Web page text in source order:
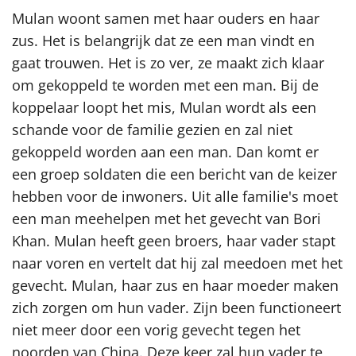
Mulan woont samen met haar ouders en haar
zus. Het is belangrijk dat ze een man vindt en
gaat trouwen. Het is zo ver, ze maakt zich klaar
om gekoppeld te worden met een man. Bij de
koppelaar loopt het mis, Mulan wordt als een
schande voor de familie gezien en zal niet
gekoppeld worden aan een man. Dan komt er
een groep soldaten die een bericht van de keizer
hebben voor de inwoners. Uit alle familie's moet
een man meehelpen met het gevecht van Bori
Khan. Mulan heeft geen broers, haar vader stapt
naar voren en vertelt dat hij zal meedoen met het
gevecht. Mulan, haar zus en haar moeder maken
zich zorgen om hun vader. Zijn been functioneert
niet meer door een vorig gevecht tegen het
noorden van China. Deze keer zal hun vader te